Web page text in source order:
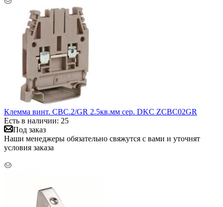
Клемма винт. CBC.2/GR 2.5кв.мм сер. DKC ZCBC02GR
Есть в наличии: 25
Под заказ
Наши менеджеры обязательно свяжутся с вами и уточнят
условия заказа